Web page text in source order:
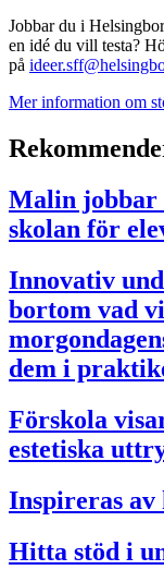
Jobbar du i
en idé du vill testa?
på
Mer information om
Malin jobbar
skolan för
Innovativ
bortom vad
dem i
Förskola
estetiska
Inspireras av
Hitta stöd i